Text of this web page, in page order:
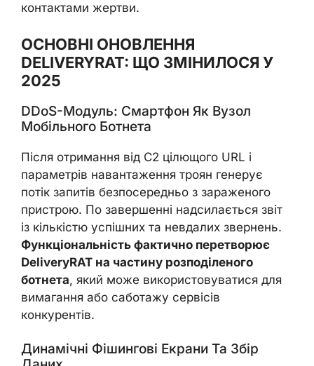
контактами жертви.
ОСНОВНІ ОНОВЛЕННЯ
DELIVERYRAT: ЩО ЗМІНИЛОСЯ У
2025
DDoS-Модуль: Смартфон Як Вузол
Мобільного Ботнета
Після отримання від C2 цілющого URL і
параметрів навантаження троян генерує
потік запитів безпосередньо з зараженого
пристрою. По завершенні надсилається звіт
із кількістю успішних та невдалих звернень.
Функціональність фактично перетворює
DeliveryRAT на частину розподіленого
ботнета, який може використовуватися для
вимагання або саботажу сервісів
конкурентів.
Динамічні Фішингові Екрани Та Збір